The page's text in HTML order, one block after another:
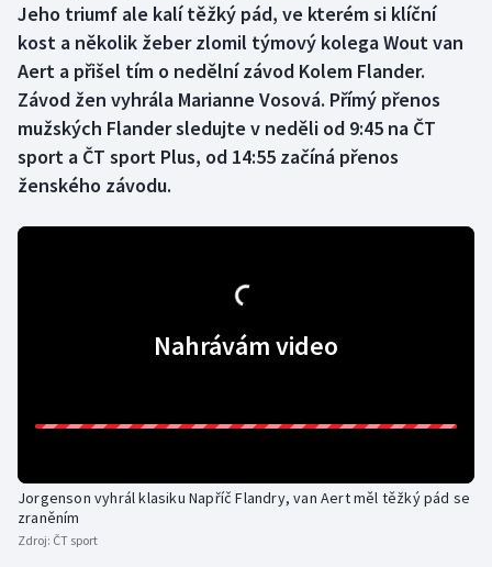
Gymnastika
Házená
Jezdectví
Judo
Krasobruslení
Lyže a snowboard
Olympijské hry
Parasport
Jeho triumf ale kalí těžký pád, ve kterém si klíční
kost a několik žeber zlomil týmový kolega Wout van
Aert a přišel tím o nedělní závod Kolem Flander.
Závod žen vyhrála Marianne Vosová. Přímý přenos
mužských Flander sledujte v neděli od 9:45 na ČT
sport a ČT sport Plus, od 14:55 začíná přenos
ženského závodu.
Nahrávám video
Jorgenson vyhrál klasiku Napříč Flandry, van Aert měl těžký pád se
zraněním
Zdroj: ČT sport